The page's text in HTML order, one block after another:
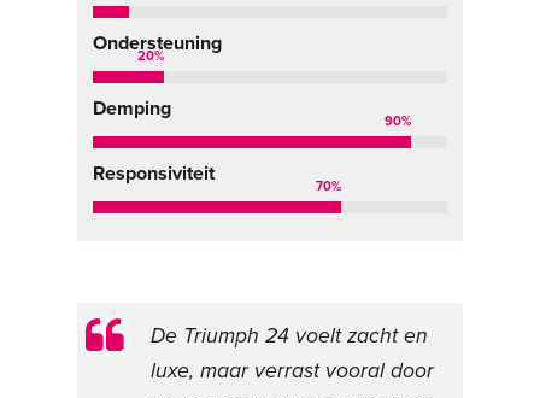
Ondersteuning
20%
Demping
90%
Responsiviteit
70%
De Triumph 24 voelt zacht en
luxe, maar verrast vooral door